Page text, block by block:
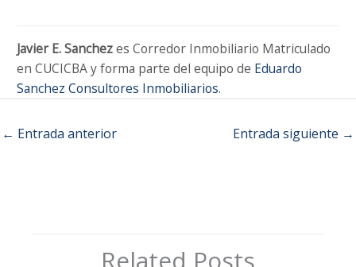
Javier E. Sanchezes Corredor Inmobiliario Matriculado
en CUCICBA y forma parte del equipo de Eduardo
Sanchez Consultores Inmobiliarios.
← Entrada anterior Entrada siguiente →
Related Posts